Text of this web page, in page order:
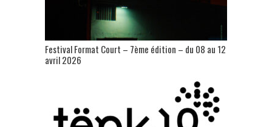
Festival Format Court – 7ème édition – du 08 au 12
avril 2026